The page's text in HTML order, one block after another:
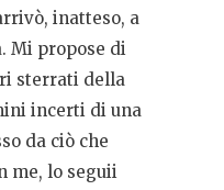
inatteso, a
Mi propose di
sterrati della
incerti di una
da ciò che
me, lo seguii